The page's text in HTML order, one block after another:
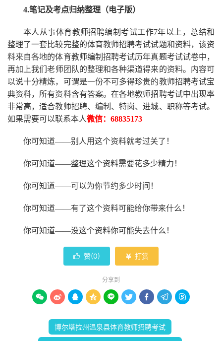
4.笔记及考点归纳整理（电子版）
本人从事体育教师招聘编制考试工作7年以上，总结和
整理了一套比较完整的体育教师招聘考试试题和资料，该资
料来自各地的体育教师编制招聘考试历年真题考试试卷中，
再加上我们老师 团队的整理和各种渠道得来的资料。内容可
以说十分精炼，可谓是一份不可多得珍贵的教师招聘考试宝
典资料，所有资料含有答案。在各地教师招聘考试中出现率
非常高，适合教师招聘、编制、特岗、进城、职称等考试。
如果需要可以联系本人微信： 68835173
你可知道——别人用这个资料就考过关了！
你可知道——整理这个资料需要花多少精力 ！
你可知道——可以为你节约多少时间！
你可知道——有了这个资料可能给你带来什么！
你可知道——没这个资料你可能失去什么 ！
 赞(0)  打赏
分享到
        
博尔塔拉州温泉县体育教师招聘考试